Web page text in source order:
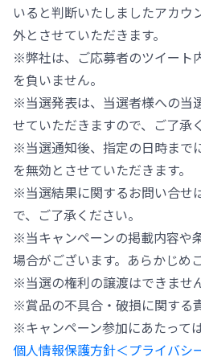
いると判断いたしましたアカウ
外とさせていただきます。
※弊社は、ご応募者のツイート
を負いません。
※当選発表は、当選者様への当
せていただきますので、ご了承
※当選通知後、指定の日時まで
を無効とさせていただきます。
※当選結果に関するお問い合せ
で、ご了承ください。
※当キャンペーンの掲載内容や
場合がございます。あらかじめ
※当選の権利の譲渡はできませ
※賞品の不具合・破損に関する
※キャンペーン参加にあたって
個人情報保護方針＜プライバシ